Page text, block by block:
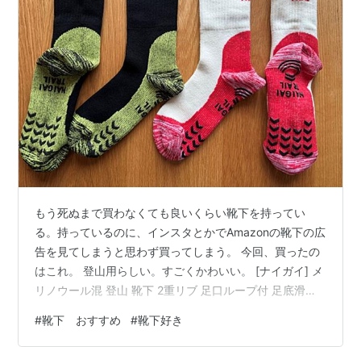
もう死ぬまで買わなくても良いくらい靴下を持ってい
る。持っているのに、インスタとかでAmazonの靴下の広
告を見てしまうと思わず買ってしまう。 今回、買ったの
はこれ。 登山用らしい。すごくかわいい。 [ナイガイ] メ
リノウール混 登山 靴下 2重リブ 足口ループ付 足底滑り
＆レディース ソックス 靴下 男性 女性 プレゼント ギフト
#靴下 おすすめ #靴下好き